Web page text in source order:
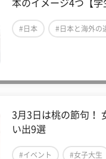
本のイメージ4つ【学
#日本 #日本と海外の
3月3日は桃の節句！
い出9選
#イベント #女子大生